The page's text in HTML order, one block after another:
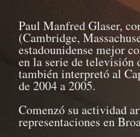
Paul Manfred Glaser,
(Cambridge,
estadounidense mejor
en la serie de televisión
también interpretó al
de 2004 a 2005.
Comenzó su actividad
representaciones en